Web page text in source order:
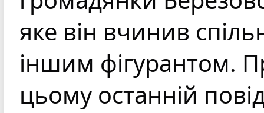
яке він вчинив
іншим фігурантом.
цьому останній